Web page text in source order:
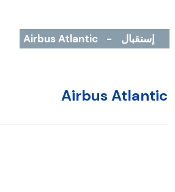
إستقبال -
Airbus Atlantic
Airbus